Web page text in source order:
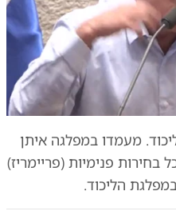
מעמדו במפלגה איתן
בחירות פנימיות (פריימריז)
הליכוד.